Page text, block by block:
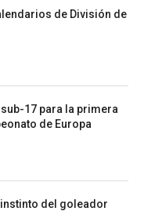
de División de
sub-17 para la primera
de Europa
del goleador